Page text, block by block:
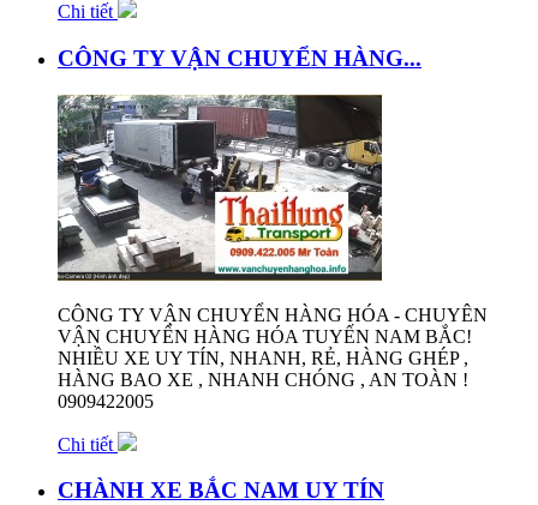
Chi tiết
CÔNG TY VẬN CHUYỂN HÀNG...
CÔNG TY VẬN CHUYỂN HÀNG HÓA - CHUYÊN
VẬN CHUYỂN HÀNG HÓA TUYẾN NAM BẮC!
NHIỀU XE UY TÍN, NHANH, RẺ, HÀNG GHÉP ,
HÀNG BAO XE , NHANH CHÓNG , AN TOÀN !
0909422005
Chi tiết
CHÀNH XE BẮC NAM UY TÍN